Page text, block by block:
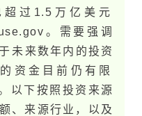
过1.5万亿美元​
。需要强调
未​来数年内的投资
资金目前仍有限​
以下按照投资来源
、来源行业，以及